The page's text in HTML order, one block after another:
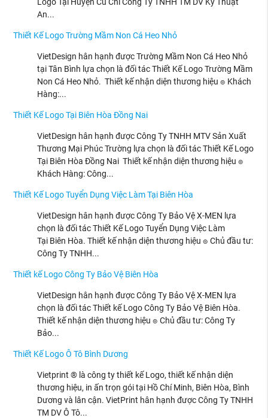
An...
Thiết Kế Logo Trường Mầm Non Cá Heo Nhỏ
VietDesign hân hạnh được Trường Mầm Non Cá Heo Nhỏ
tại Tân Bình lựa chọn là đối tác Thiết Kế Logo Trường Mầm
Non Cá Heo Nhỏ. Thiết kế nhận diện thương hiệu ๏ Khách
Hàng:...
Thiết Kế Logo Tại Biên Hòa Đồng Nai
VietDesign hân hạnh được Công Ty TNHH MTV Sản Xuất
Thương Mại Phúc Trường lựa chọn là đối tác Thiết Kế Logo
Tại Biên Hòa Đồng Nai Thiết kế nhận diện thương hiệu ๏
Khách Hàng: Công...
Thiết Kế Logo Tuyển Dụng Việc Làm Tại Biên Hòa
VietDesign hân hạnh được Công Ty Bảo Vệ X-MEN lựa
chọn là đối tác Thiết Kế Logo Tuyển Dụng Việc Làm
Tại Biên Hòa. Thiết kế nhận diện thương hiệu ๏ Chủ đầu tư:
Công Ty TNHH...
Thiết kế Logo Công Ty Bảo Vệ Biên Hòa
VietDesign hân hạnh được Công Ty Bảo Vệ X-MEN lựa
chọn là đối tác Thiết kế Logo Công Ty Bảo Vệ Biên Hòa.
Thiết kế nhận diện thương hiệu ๏ Chủ đầu tư: Công Ty
Bảo...
Thiết Kế Logo Ô Tô Bình Dương
Vietprint ® là công ty thiết kế Logo, thiết kế nhận diện
thương hiệu, in ấn trọn gói tại Hồ Chí Minh, Biên Hòa, Bình
Dương và lân cận. VietPrint hân hạnh được Công Ty TNHH
TM DV Ô Tô...